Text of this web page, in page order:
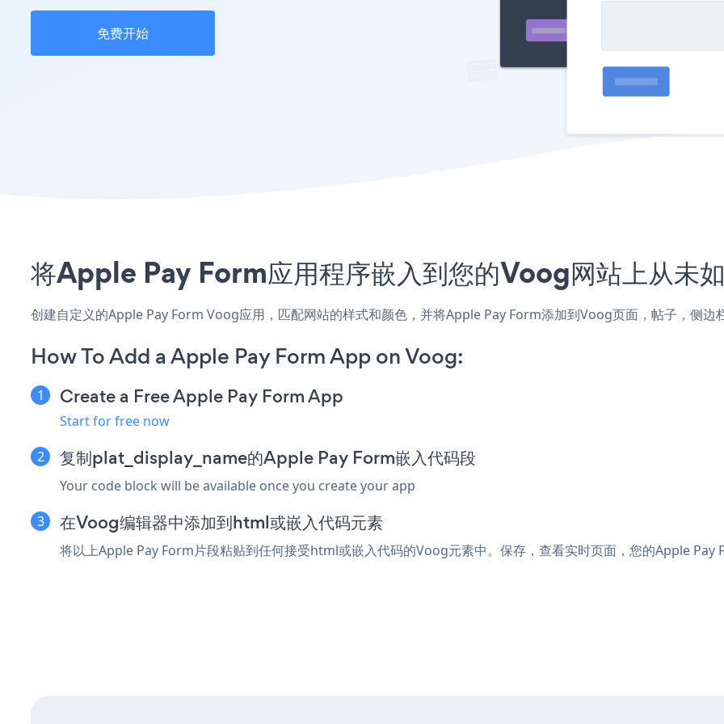
免费开始
将Apple Pay Form应用程序嵌入到您的Voog网站上从未
创建自定义的Apple Pay Form Voog应用，匹配网站的样式和颜色，并将Apple Pay Form添加到Voog页面，帖子，侧边
How To Add a Apple Pay Form App on Voog:
Create a Free Apple Pay Form App
Start for free now
复制plat_display_name的Apple Pay Form嵌入代码段
Your code block will be available once you create your app
在Voog编辑器中添加到html或嵌入代码元素
将以上Apple Pay Form片段粘贴到任何接受html或嵌入代码的Voog元素中。保存，查看实时页面，您的Apple Pay